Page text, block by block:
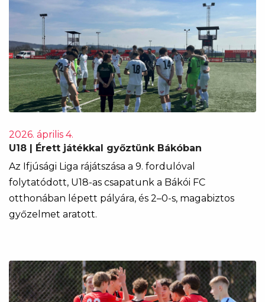
2026. április 4.
U18 | Érett játékkal győztünk Bákóban
Az Ifjúsági Liga rájátszása a 9. fordulóval
folytatódott, U18-as csapatunk a Bákói FC
otthonában lépett pályára, és 2–0-s, magabiztos
győzelmet aratott.